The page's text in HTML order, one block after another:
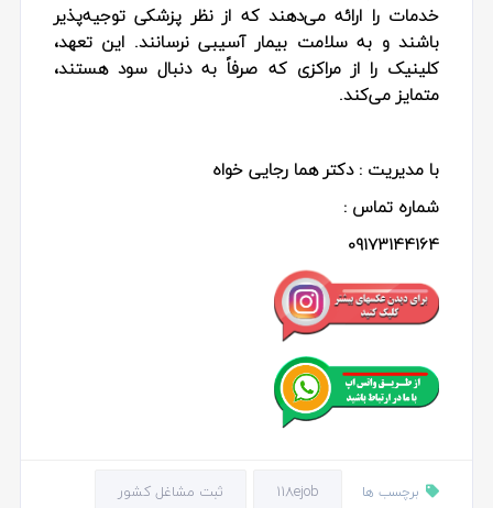
خدمات را ارائه می‌دهند که از نظر پزشکی توجیه‌پذیر
باشند و به سلامت بیمار آسیبی نرسانند. این تعهد،
کلینیک را از مراکزی که صرفاً به دنبال سود هستند،
متمایز می‌کند.
با مدیریت : دکتر هما رجایی خواه
شماره تماس :
09173144164
برچسب ها 118ejob ثبت مشاغل کشور